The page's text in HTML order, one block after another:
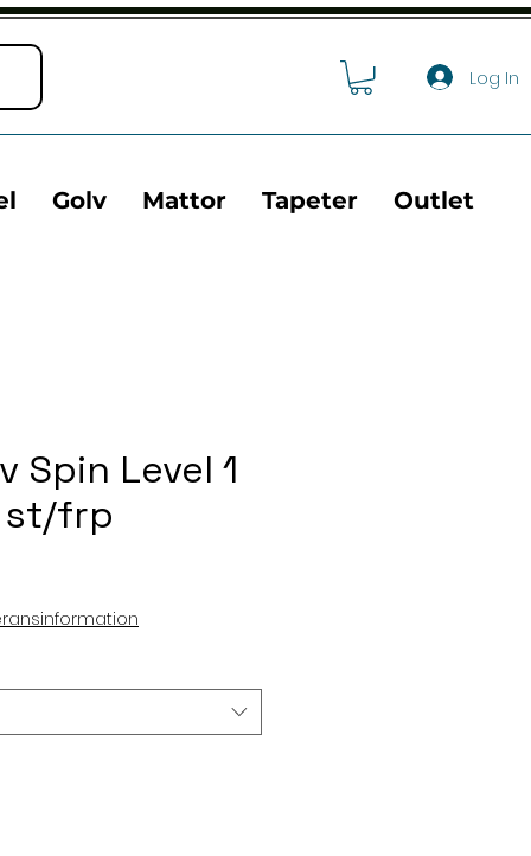
Golv Mattor Tapeter Outlet
Log In
Spin Level 1
st/frp